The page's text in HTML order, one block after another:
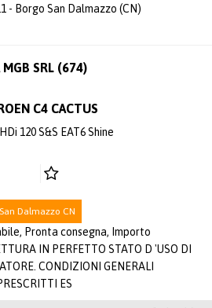
- Borgo San Dalmazzo (CN)
MGB SRL (674)
C4 CACTUS
120 S&S EAT6 Shine
Dalmazzo CN
Pronta consegna, Importo
IN PERFETTO STATO D 'USO DI
CONDIZIONI GENERALI
ES